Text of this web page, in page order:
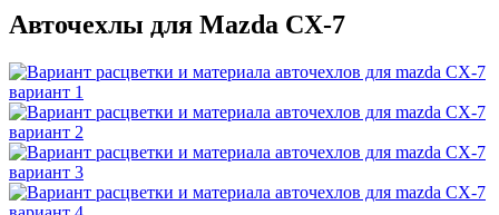
Авточехлы для Mazda CX-7